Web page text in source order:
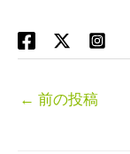
← 前の投稿